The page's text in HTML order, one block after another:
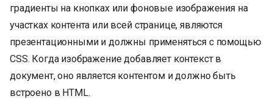
и
з
и
градиенты на кнопках или фоновые изображения на
участках контента или всей странице, являются
презентационными и должны применяться с помощью
CSS. Когда изображение добавляет контекст в
документ, оно является контентом и должно быть
встроено в HTML.